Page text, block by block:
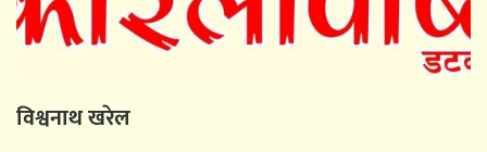
विश्वनाथ खरेल